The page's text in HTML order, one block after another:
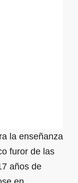
la enseñanza
furor de las
años de